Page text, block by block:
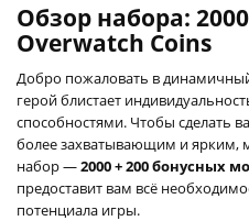
Обзор набора:
Overwatch Coins
Добро пожаловать в
герой блистает
способностями. Чтобы сделать
более захватывающим и ярким,
набор —2000 + 200 бонусных
предоставит вам всё
потенциала игры.